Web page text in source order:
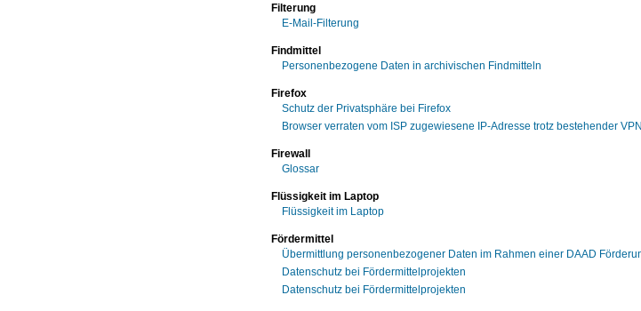
Filterung
E-Mail-Filterung
Findmittel
Personenbezogene Daten in archivischen Findmitteln
Firefox
Schutz der Privatsphäre bei Firefox
Browser verraten vom ISP zugewiesene IP-Adresse trotz bestehender
Firewall
Glossar
Flüssigkeit im Laptop
Flüssigkeit im Laptop
Fördermittel
Übermittlung personenbezogener Daten im Rahmen einer DAAD
Datenschutz bei Fördermittelprojekten
Datenschutz bei Fördermittelprojekten